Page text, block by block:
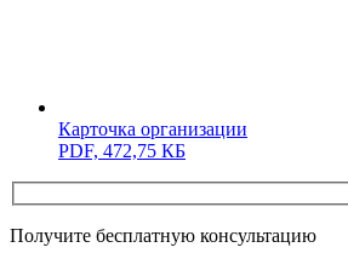
Карточка организации
PDF, 472,75 КБ
Получите бесплатную консультацию